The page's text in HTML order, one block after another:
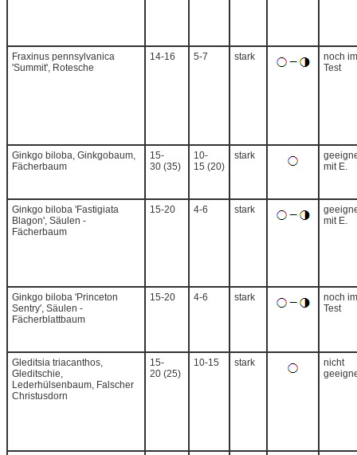
Fraxinus pennsylvanica
'Summit', Rotesche
14-16 5-7 stark
noch im
Test
Ginkgo biloba, Ginkgobaum,
Fächerbaum
15-
30 (35)
10-
15 (20)
stark
mit E.
Ginkgo biloba 'Fastigiata
Blagon', Säulen -
Fächerbaum
15-20 4-6 stark
mit E.
Ginkgo biloba 'Princeton
Sentry', Säulen -
Fächerblattbaum
15-20 4-6 stark
noch im
Test
Gleditsia triacanthos,
Gleditschie,
Lederhülsenbaum, Falscher
Christusdorn
15-
20 (25)
10-15 stark
nicht